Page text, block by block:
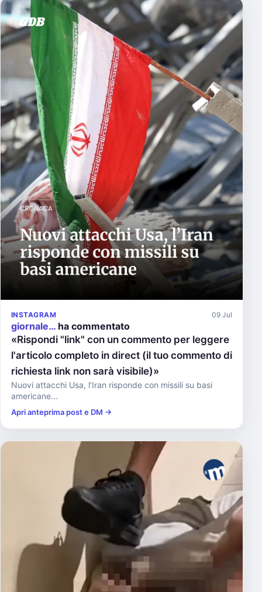
INSTAGRAM 09 Jul
giornale… ha commentato
«Rispondi "link" con un commento per leggere
l'articolo completo in direct (il tuo commento di
richiesta link non sarà visibile)»
Nuovi attacchi Usa, l’Iran risponde con missili su basi
americane...
Apri anteprima post e DM →